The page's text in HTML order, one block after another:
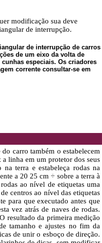
modificação sua deve
de interrupção.
de interrupção de carros
de um eixo da volta de
especiais. Os criadores
corrente consultar-se em
carro também o estabelecem
linha em um protetor dos seus
terra e estabeleça rodas na
a 20 25 cm ÷ sobre a terra à
ao nível de etiquetas uma
centros ao nível das etiquetas
para que executado antes que
vez atrás de naves de rodas.
resultado da primeira medição
tamanho e ajustes no fim da
de unir o esboço de direção.